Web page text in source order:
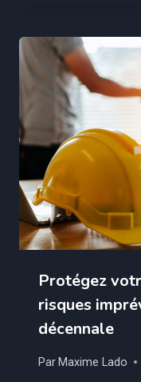
Protégez
risques
décennale
Par Maxime Lado